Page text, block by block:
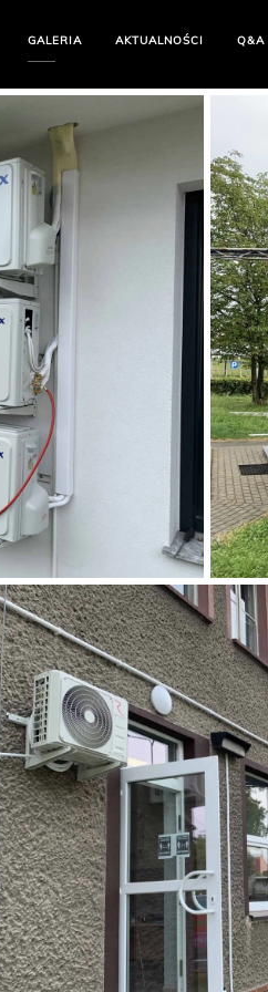
GALERIA AKTUALNOŚCI Q&A